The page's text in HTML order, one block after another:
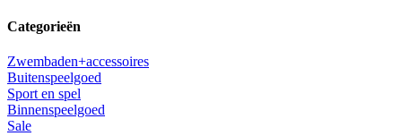
Categorieën
Zwembaden+accessoires
Buitenspeelgoed
Sport en spel
Binnenspeelgoed
Sale